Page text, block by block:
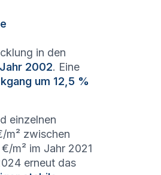
in den
2002. Eine
um 12,5 %
einzelnen
m² zwischen
m² im Jahr 2021
erneut das